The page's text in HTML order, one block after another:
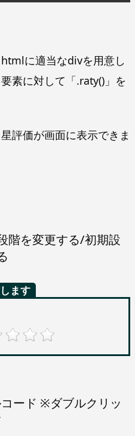
に適当なdivを用意し
素に対して「.raty()」を
評価が画面に表示できま
階を変更する/初期設
ます
ード ※ダブルクリッ